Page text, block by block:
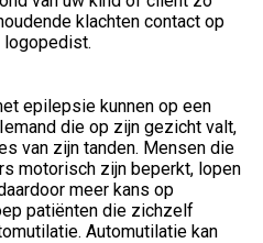
klachten contact op
logopedist.
epilepsie kunnen op een
die op zijn gezicht valt,
van zijn tanden. Mensen die
motorisch zijn beperkt, lopen
meer kans op
patiënten die zichzelf
Automutilatie kan